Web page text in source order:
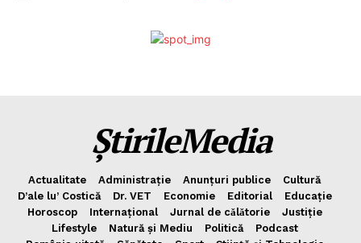
ȘtirileMedia
Actualitate Administrație Anunțuri publice
Cultură
D’ale lu’ Costică
Dr. VET Economie Editorial
Educație
Horoscop
Internațional Jurnal de cǎlǎtorie
Justiție
Lifestyle
Natură și Mediu Politică
Podcast